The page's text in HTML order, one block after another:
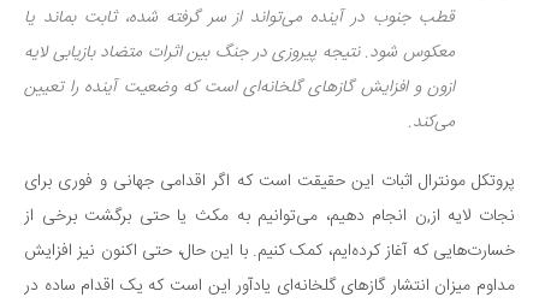
قطب جنوب در آینده می‌تواند از سر گرفته شده، ثابت بماند یا
معکوس شود. نتیجه پیروزی در جنگ بین اثرات متضاد بازیابی لایه
ازون و افزایش گازهای گلخانه‌ای است که وضعیت آینده را تعیین
می‌کند.
پروتکل مونترال اثبات این حقیقت است که اگر اقدامی جهانی و فوری برای
نجات لایه از,ن انجام دهیم، می‌توانیم به مکث یا حتی برگشت برخی از
خسارت‌هایی که آغاز کرده‌ایم، کمک کنیم. با این حال، حتی اکنون نیز افزایش
مداوم میزان انتشار گازهای گلخانه‌ای یادآور این است که یک اقدام ساده در